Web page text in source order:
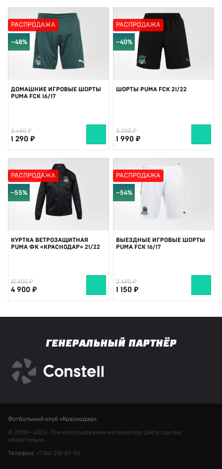
РАСПРОДАЖА
−48%
ДОМАШНИЕ ИГРОВЫЕ ШОРТЫ
PUMA FCK 16/17
2 490
1 290
РАСПРОДАЖА
−40%
ШОРТЫ PUMA FCK 21/22
3 290
1 990
РАСПРОДАЖА
−55%
КУРТКА ВЕТРОЗАЩИТНАЯ
PUMA ФК «КРАСНОДАР» 21/22
10 900
4 900
РАСПРОДАЖА
−54%
ВЫЕЗДНЫЕ ИГРОВЫЕ ШОРТЫ
PUMA FCK 16/17
2 490
1 150
ГЕНЕРАЛЬНЫЙ ПАРТНЁР
Футбольный клуб «Краснодар»
© 2008—2026. При использовании материалов сайта ссылка
обязательна
Телефон: +7 861 210-89-86